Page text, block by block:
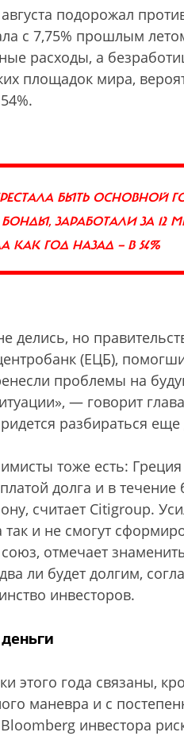
подорожал
с 7,75% прошлым
расходы, а
площадок мира,
БЫТЬ ОСНОВНОЙ
БОНДЫ, ЗАРАБОТАЛИ ЗА 12
КАК ГОД НАЗАД — В 54%
делись, но
(ЕЦБ),
проблемы на
— говорит
разбираться еще
тоже есть:
долга и в
считает Citigroup.
так и не смогут
отмечает
ли будет долгим,
инвесторов.
этого года связаны,
маневра и с
инвестора